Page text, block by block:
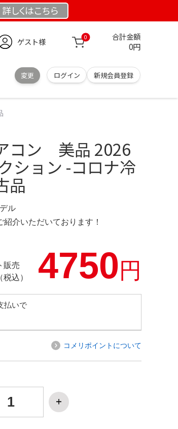
詳しくはこちら
ゲスト様 0 合計金額
0円
変更 ログイン 新規会員登録
コン 美品 2026
ション -コロナ冷
品
ル
介いただいております！
販売
込）
4750円
払いで
コメリポイントについて